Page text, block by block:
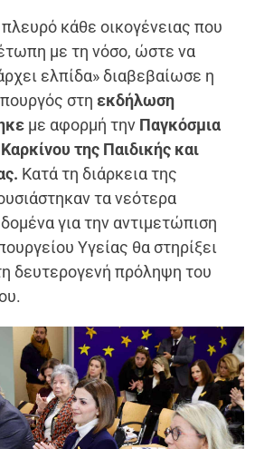
κάθε οικογένειας που
με τη νόσο, ώστε να
ελπίδα» διαβεβαίωσε η
στη εκδήλωση
με αφορμή την Παγκόσμια
της Παιδικής και
Κατά τη διάρκεια της
τα νεότερα
για την αντιμετώπιση
Υγείας θα στηρίξει
δευτερογενή πρόληψη του